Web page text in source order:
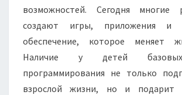
возможностей. Сегодня многие
создают игры, приложения и
обеспечение, которое меняет
Наличие у детей
программирования не только
взрослой жизни, но и подарит